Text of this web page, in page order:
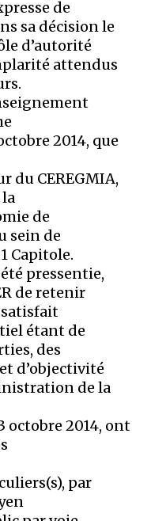
de
sa décision le
d’autorité
attendus
2014, que
du CEREGMIA,
de
sein de
Capitole.
pressentie,
de retenir
satisfait
étant de
des
d’objectivité
de la
octobre 2014, ont
par